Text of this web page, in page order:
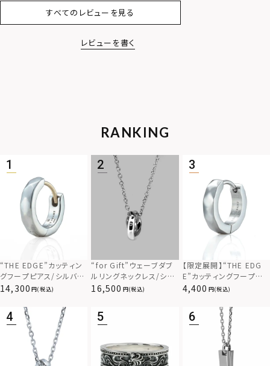
すべてのレビューを見る
レビューを書く
RANKING
“THE EDGE”カッティン
グフープピアス/シルバー
925
14,300 (税込)
“for Gift”ウェーブダブ
ルリングネックレス/シル
バー×ブラック/シルバー
16,500 (税込)
【限定展開】“THE EDG
E”カッティングフープピ
アス/サージカルステンレ
4,400 (税込)